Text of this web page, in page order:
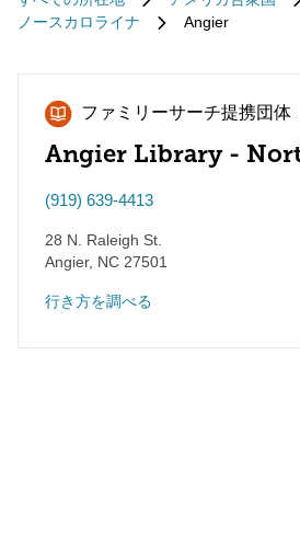
ノースカロライナ
Angier
ファミリーサーチ提携団体
Angier Library -
(919) 639-4413
28 N. Raleigh St.
Angier, NC 27501
行き方を調べる